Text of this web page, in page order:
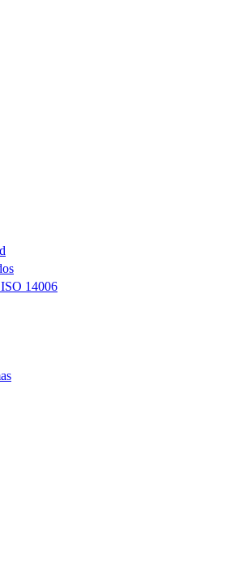
14006